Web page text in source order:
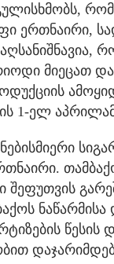
ერთნაირი,
მიეცათ
1-ელ
შეფუთვის
ნაწარმისა
წესის